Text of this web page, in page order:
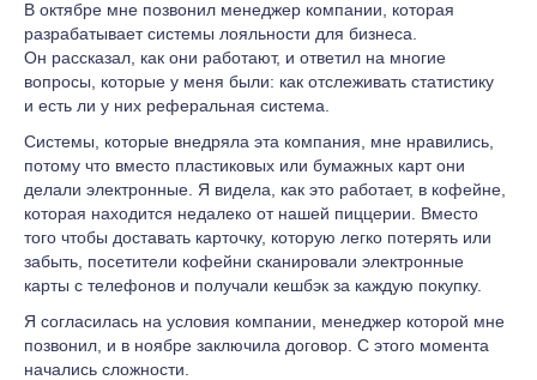
В октябре мне позвонил менеджер компании, которая
разрабатывает системы лояльности для бизнеса.
Он рассказал, как они работают, и ответил на многие
вопросы, которые у меня были: как отслеживать статистику
и есть ли у них реферальная система.
Системы, которые внедряла эта компания, мне нравились,
потому что вместо пластиковых или бумажных карт они
делали электронные. Я видела, как это работает, в кофейне,
которая находится недалеко от нашей пиццерии. Вместо
того чтобы доставать карточку, которую легко потерять или
забыть, посетители кофейни сканировали электронные
карты с телефонов и получали кешбэк за каждую покупку.
Я согласилась на условия компании, менеджер которой мне
позвонил, и в ноябре заключила договор. С этого момента
начались сложности.